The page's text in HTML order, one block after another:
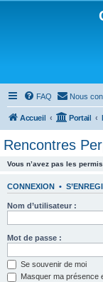
FAQ Nous
Accueil Portail
Rencontres
Vous n’avez pas les
CONNEXION •
Nom d’utilisateur :
Mot de passe :
Se souvenir de moi
Masquer ma présence